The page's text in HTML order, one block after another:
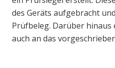
des Geräts aufgebracht
Prüfbeleg. Darüber
auch an das